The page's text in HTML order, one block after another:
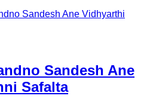
Sandesh Ane
Safalta